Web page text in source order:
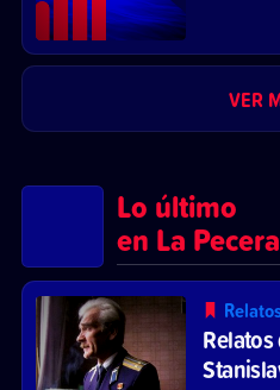
VER
Lo último
en La Pecera
Relatos